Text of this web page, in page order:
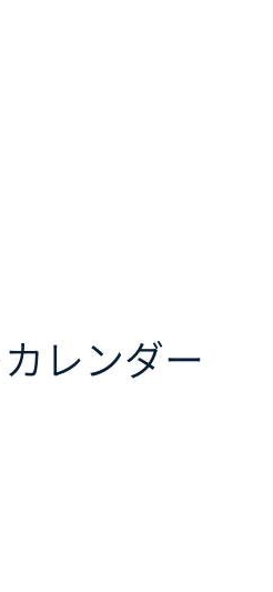
カレンダー